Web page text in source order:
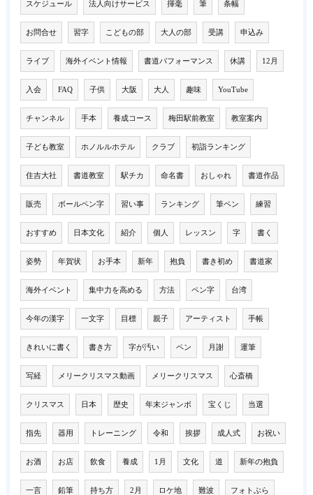
スケジュール 法人向けサービス 揮毫 筆 条幅
お問合せ 習字 こどもの部 大人の部 受講 申込み
ライブ 海外イベント情報 書道パフォーマンス 休講 12月
入会 FAQ 子供 大阪 大人 趣味 YouTube
チャンネル 手本 養成コース 梅田駅前教室 教室案内
子ども教室 ホノルルホテル クラブ 初詣ランキング
住吉大社 書道教室 駅チカ 命名書 おしゃれ 書道作品
販売 ボールペン字 習い事 ランキング 筆ペン 練習
おすすめ 日本文化 紹介 個人 レッスン 字 書く
姿勢 年賀状 お手本 新年 抱負 書き初め 書道家
海外イベント 集中力を高める 方法 ペン字 台湾
今年の漢字 一文字 目標 親子 アーティスト 手帳
きれいに書く 書き方 字が汚い ペン 月謝 運筆
写経 メリークリスマス動画 メリークリスマス 心斎橋
クリスマス 日本 歴史 年末ジャンボ 宝くじ 当選
指先 器用 トレーニング 令和 挨拶 成人式 お祝い
お酒 お店 飲食 養成 1月 文化 道 新年の抱負
一言 鉛筆 持ち方 2月 ロケ地 難波 フォトぶら